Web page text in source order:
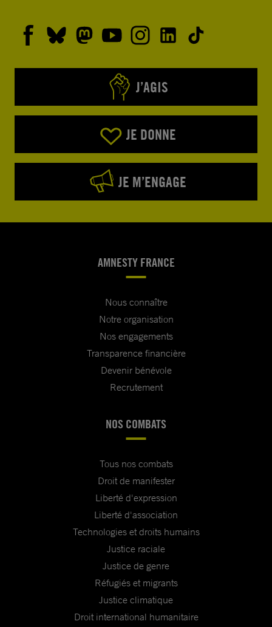
J’AGIS
JE DONNE
JE M’ENGAGE
AMNESTY FRANCE
Nous connaître
Notre organisation
Nos engagements
Transparence financière
Devenir bénévole
Recrutement
NOS COMBATS
Tous nos combats
Droit de manifester
Liberté d'expression
Liberté d'association
Technologies et droits humains
Justice raciale
Justice de genre
Réfugiés et migrants
Justice climatique
Droit international humanitaire